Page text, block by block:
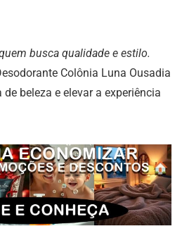
busca qualidade e estilo.
Colônia Luna Ousadia
beleza e elevar a experiência